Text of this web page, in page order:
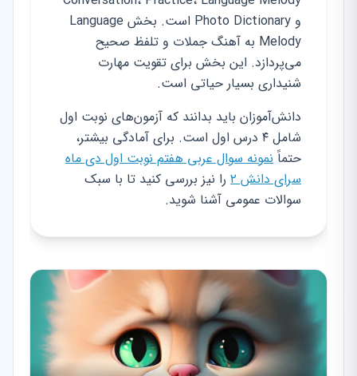
و Photo Dictionary است. بخش Language
Melody به آهنگ جملات و تلفظ صحیح
می‌پردازد. این بخش برای تقویت مهارت
شنیداری بسیار حیاتی است.
دانش‌آموزان باید بدانند که آزمون‌های نوبت اول
شامل ۴ درس اول است. برای آمادگی بیشتر،
حتماً نمونه سوال عربی هفتم نوبت اول دی ماه
سرای دانش ۲ را نیز بررسی کنید تا با سبک
سوالات عمومی آشنا شوید.